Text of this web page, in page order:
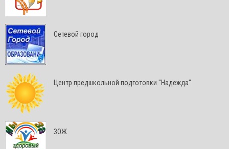
Сетевой город
Центр предшкольной подготовки "Надежда"
ЗОЖ